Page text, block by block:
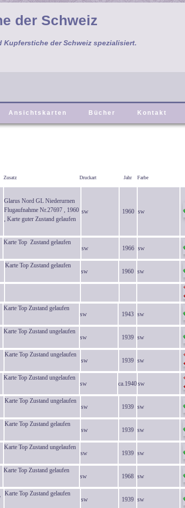
der Schweiz
Kupferstiche der Schweiz spezialisiert.
Ansichtskarten Bücher Kontakt
Zusatz Druckart Jahr Farbe
Glarus Nord GL Niederurnen
Flugaufnahme Nr.27697 , 1960
, Karte guter Zustand gelaufen
sw 1960 sw
Karte Top Zustand gelaufen
sw
1966 sw
Karte Top Zustand gelaufen
sw
1960 sw
Karte Top Zustand gelaufen
sw
1943 sw
Karte Top Zustand ungelaufen
sw
1939 sw
Karte Top Zustand ungelaufen
sw
1939 sw
Karte Top Zustand ungelaufen
sw
ca.1940sw
Karte Top Zustand ungelaufen
sw
1939 sw
Karte Top Zustand gelaufen
sw
1939 sw
Karte Top Zustand ungelaufen
sw
1939 sw
Karte Top Zustand gelaufen
sw
1968 sw
Karte Top Zustand gelaufen
sw
1939 sw